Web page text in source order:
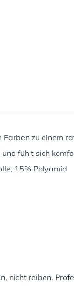
zu einem
fühlt sich
15% Polyamid
nicht reiben.